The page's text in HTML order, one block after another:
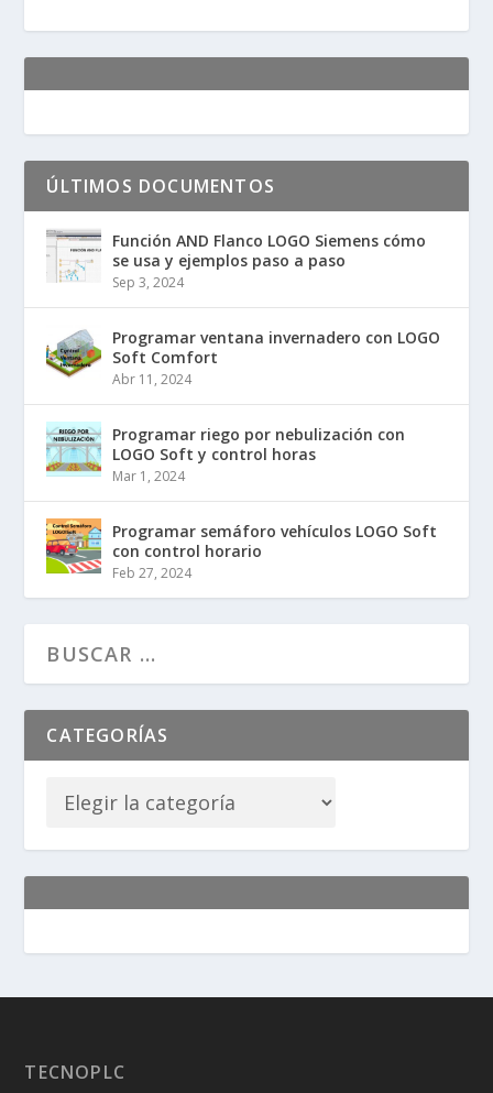
ÚLTIMOS DOCUMENTOS
Función AND Flanco LOGO Siemens cómo
se usa y ejemplos paso a paso
Sep 3, 2024
Programar ventana invernadero con LOGO
Soft Comfort
Abr 11, 2024
Programar riego por nebulización con
LOGO Soft y control horas
Mar 1, 2024
Programar semáforo vehículos LOGO Soft
con control horario
Feb 27, 2024
CATEGORÍAS
TECNOPLC